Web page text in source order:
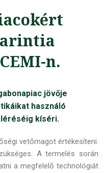
n.
jövője
használó
kíséri.
vetőmagot értékesíteni.
A termelés során
a megfelelő technológiát